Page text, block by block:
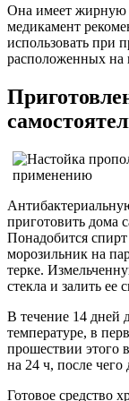
Она имеет жирную
медикамент
использовать при
расположенных на
приготовить дома
Понадобится
морозильник на
терке.
стекла и залить ее
В течение 14 дней
температуре, в
прошествии этого
на 24 ч, после чего
Готовое средство